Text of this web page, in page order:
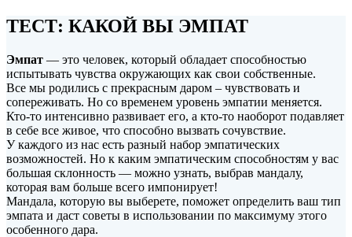
ТЕСТ: КАКОЙ ВЫ ЭМПАТ
Эмпат — это человек, который обладает способностью
испытывать чувства окружающих как свои собственные.
Все мы родились с прекрасным даром – чувствовать и
сопереживать. Но со временем уровень эмпатии меняется.
Кто-то интенсивно развивает его, а кто-то наоборот подавляет
в себе все живое, что способно вызвать сочувствие.
У каждого из нас есть разный набор эмпатических
возможностей. Но к каким эмпатическим способностям у вас
большая склонность — можно узнать, выбрав мандалу,
которая вам больше всего импонирует!
Мандала, которую вы выберете, поможет определить ваш тип
эмпата и даст советы в использовании по максимуму этого
особенного дара.